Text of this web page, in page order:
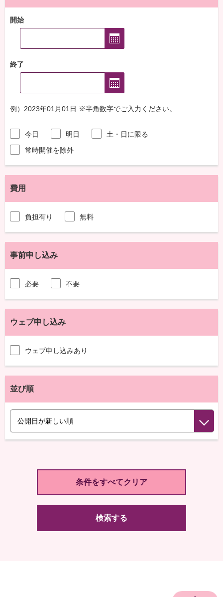
開始
終了
例）2023年01月01日 ※半角数字でご入力ください。
今日 明日
土・日に限る
常時開催を除外
費用
負担有り 無料
事前申し込み
必要 不要
ウェブ申し込み
ウェブ申し込みあり
並び順
検索する